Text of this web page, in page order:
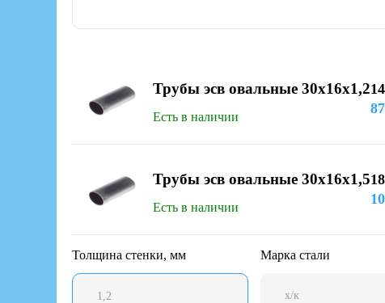
Трубы эсв овальные 30х16x1,2
Есть в наличии
Трубы эсв овальные 30х16x1,5
Есть в наличии
Толщина стенки, мм
1,2
Марка стали
х/к